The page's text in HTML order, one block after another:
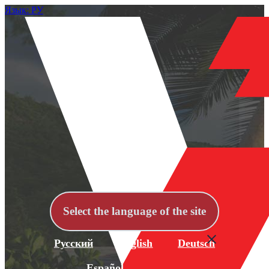
Язык: РУ
Select the language of the site
Русский English Deutsch